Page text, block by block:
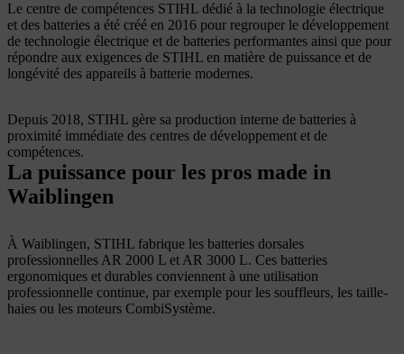
Le centre de compétences STIHL dédié à la technologie électrique
et des batteries a été créé en 2016 pour regrouper le développement
de technologie électrique et de batteries performantes ainsi que pour
répondre aux exigences de STIHL en matière de puissance et de
longévité des appareils à batterie modernes.
Depuis 2018, STIHL gère sa production interne de batteries à
proximité immédiate des centres de développement et de
compétences.
La puissance pour les pros made in
Waiblingen
À Waiblingen, STIHL fabrique les batteries dorsales
professionnelles AR 2000 L et AR 3000 L. Ces batteries
ergonomiques et durables conviennent à une utilisation
professionnelle continue, par exemple pour les souffleurs, les taille-
haies ou les moteurs CombiSystème.